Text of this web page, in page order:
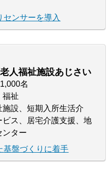
センサーを導入
人福祉施設あじさい
名
福祉
施設、短期入所生活介
ビス、居宅介護支援、地
ンター
基盤づくりに着手